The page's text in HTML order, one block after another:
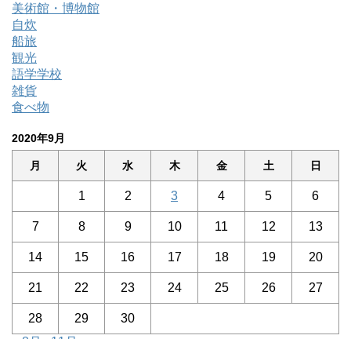
美術館・博物館
自炊
船旅
観光
語学学校
雑貨
食べ物
2020年9月
月 火 水 木 金 土 日
1 2 3 4 5 6
7 8 9 10 11 12 13
14 15 16 17 18 19 20
21 22 23 24 25 26 27
28 29
30